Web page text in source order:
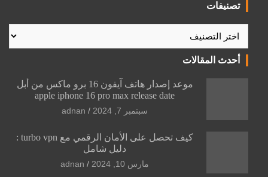
تصنيفات
تصنيفات
أحدث المقالات
موعد إصدار هاتف آيفون 16 برو ماكس من أبل
apple iphone 16 pro max release date
سبتمبر 7, 2024 adnan
كيف تحصل على الأمان الرقمي مع turbo vpn :
دليل شامل
مارس 10, 2024 adnan